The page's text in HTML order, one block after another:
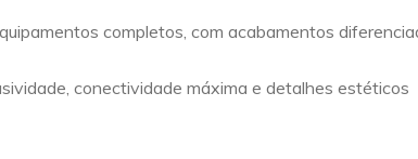
completos, com acabamentos
conectividade máxima e detalhes estéticos